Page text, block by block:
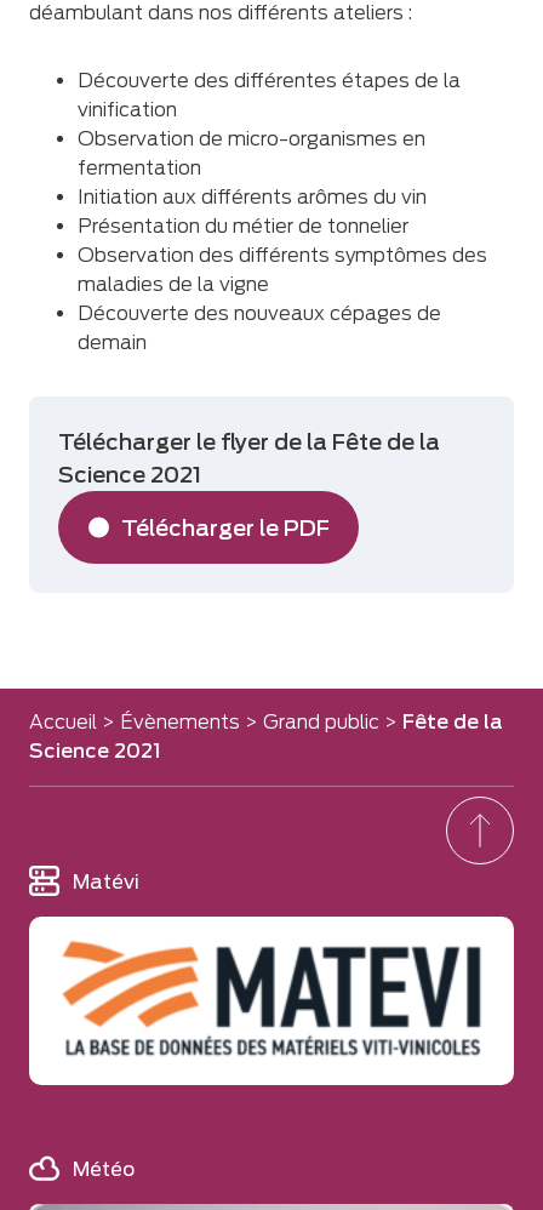
déambulant dans nos différents ateliers :
Découverte des différentes étapes de la
vinification
Observation de micro-organismes en
fermentation
Initiation aux différents arômes du vin
Présentation du métier de tonnelier
Observation des différents symptômes des
maladies de la vigne
Découverte des nouveaux cépages de
demain
Télécharger le flyer de la Fête de la
Science 2021
Télécharger le PDF
Accueil > Évènements > Grand public > Fête de la
Science 2021
Matévi
Météo